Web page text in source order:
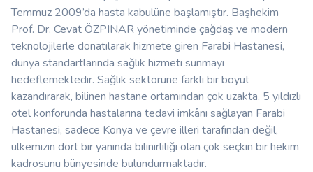
Temmuz 2009’da hasta kabulüne başlamıştır. Başhekim
Prof. Dr. Cevat ÖZPINAR yönetiminde çağdaş ve modern
teknolojilerle donatılarak hizmete giren Farabi Hastanesi,
dünya standartlarında sağlık hizmeti sunmayı
hedeflemektedir. Sağlık sektörüne farklı bir boyut
kazandırarak, bilinen hastane ortamından çok uzakta, 5 yıldızlı
otel konforunda hastalarına tedavi imkânı sağlayan Farabi
Hastanesi, sadece Konya ve çevre illeri tarafından değil,
ülkemizin dört bir yanında bilinirliliği olan çok seçkin bir hekim
kadrosunu bünyesinde bulundurmaktadır.